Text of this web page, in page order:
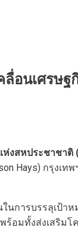
อนเศรษฐ
สหประชาชาติ
Hays) กรุงเ
นการบรรลุเป้า
ร้อมทั้งส่งเสริม